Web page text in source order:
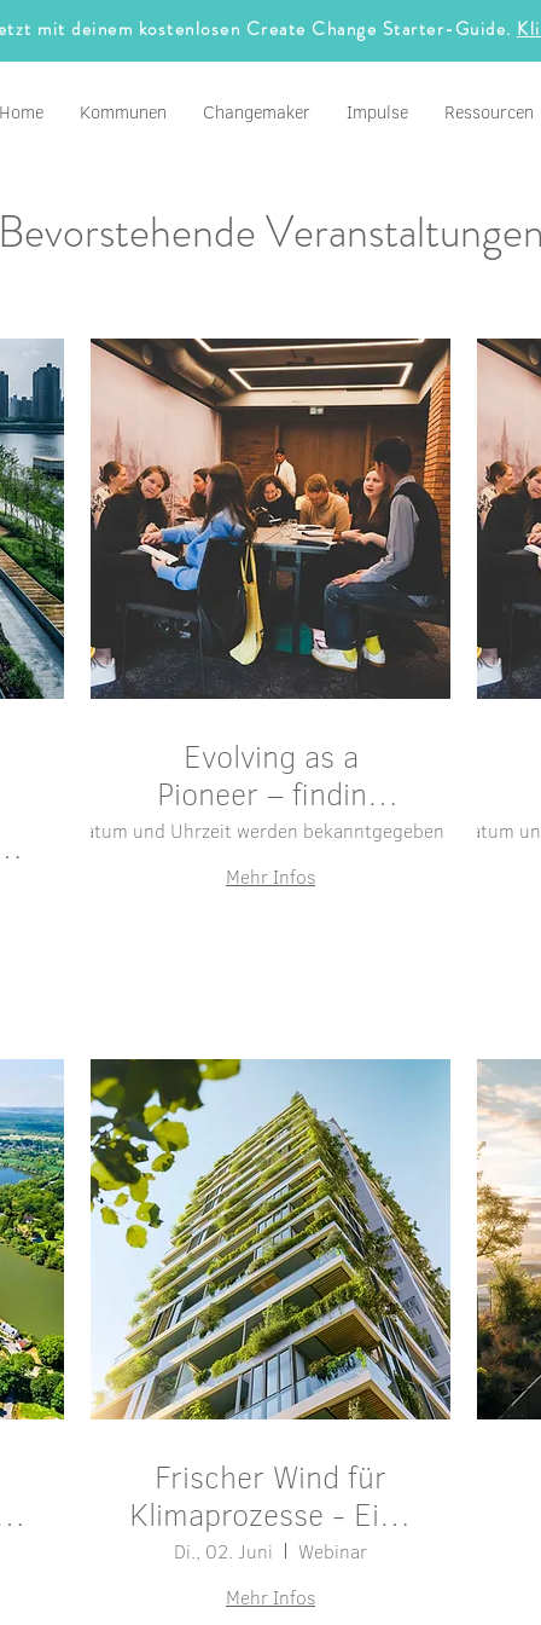
mit deinem kostenlosen Create Change Starter-Guide.
Home Kommunen Changemaker Impulse Ressourcen
Bevorstehende Veranstaltungen
Evolving as a
Pioneer – finding
clarity and direction
Datum und Uhrzeit werden bekanntgegeben
Ort
Mehr Infos
Datum
Frischer Wind für
Klimaprozesse - Eine
positive Dynamik
erzeugen und
Di., 02. Juni
Webinar
Mehr Infos